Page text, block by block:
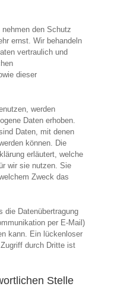
den Schutz
ernst. Wir behandeln
vertraulich und
dieser
werden
Daten erhoben.
Daten, mit denen
können. Die
erläutert, welche
wir sie nutzen. Sie
Zweck das
die Datenübertragung
per E-Mail)
kann. Ein lückenloser
durch Dritte ist
Stelle